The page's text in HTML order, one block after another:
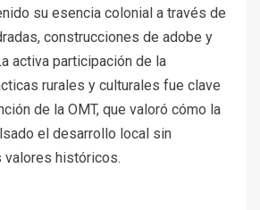
su esencia colonial a través de
construcciones de adobe y
activa participación de la
rurales y culturales fue clave
de la OMT, que valoró cómo la
el desarrollo local sin
valores históricos.